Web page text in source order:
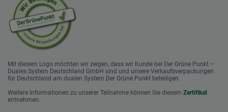
Mit diesem Logo möchten wir zeigen, dass wir Kunde bei Der Grüne Punkt –
Duales System Deutschland GmbH sind und unsere Verkaufsverpackungen
für Deutschland am dualen System Der Grüne Punkt beteiligen.
Weitere Informationen zu unserer Teilnahme können Sie diesem Zertifikat
entnehmen.